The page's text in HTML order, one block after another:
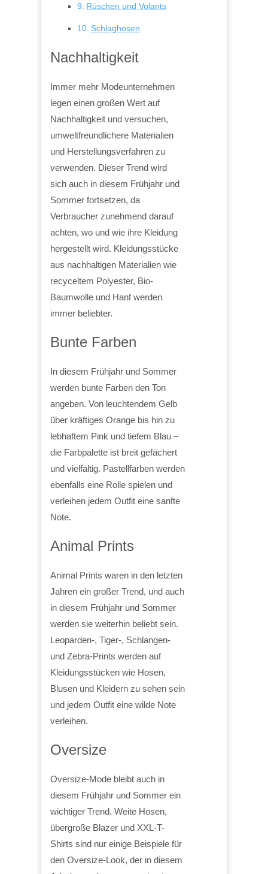
Rüschen und Volants
Schlaghosen
Nachhaltigkeit
Immer mehr Modeunternehmen
legen einen großen Wert auf
Nachhaltigkeit und versuchen,
umweltfreundlichere Materialien
und Herstellungsverfahren zu
verwenden. Dieser Trend wird
sich auch in diesem Frühjahr und
Sommer fortsetzen, da
Verbraucher zunehmend darauf
achten, wo und wie ihre Kleidung
hergestellt wird. Kleidungsstücke
aus nachhaltigen Materialien wie
recyceltem Polyester, Bio-
Baumwolle und Hanf werden
immer beliebter.
Bunte Farben
In diesem Frühjahr und Sommer
werden bunte Farben den Ton
angeben. Von leuchtendem Gelb
über kräftiges Orange bis hin zu
lebhaftem Pink und tiefem Blau –
die Farbpalette ist breit gefächert
und vielfältig. Pastellfarben werden
ebenfalls eine Rolle spielen und
verleihen jedem Outfit eine sanfte
Note.
Animal Prints
Animal Prints waren in den letzten
Jahren ein großer Trend, und auch
in diesem Frühjahr und Sommer
werden sie weiterhin beliebt sein.
Leoparden-, Tiger-, Schlangen-
und Zebra-Prints werden auf
Kleidungsstücken wie Hosen,
Blusen und Kleidern zu sehen sein
und jedem Outfit eine wilde Note
verleihen.
Oversize
Oversize-Mode bleibt auch in
diesem Frühjahr und Sommer ein
wichtiger Trend. Weite Hosen,
übergroße Blazer und XXL-T-
Shirts sind nur einige Beispiele für
den Oversize-Look, der in diesem